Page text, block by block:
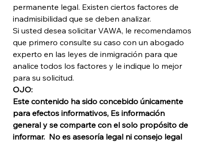
permanente legal. Existen ciertos factores de
inadmisibilidad que se deben analizar.
Si usted desea solicitar VAWA, le recomendamos
que primero consulte su caso con un abogado
experto en las leyes de inmigración para que
analice todos los factores y le indique lo mejor
para su solicitud.
OJO:
Este contenido ha sido concebido únicamente
para efectos informativos, Es información
general y se comparte con el solo propósito de
informar.  No es asesoría legal ni consejo legal